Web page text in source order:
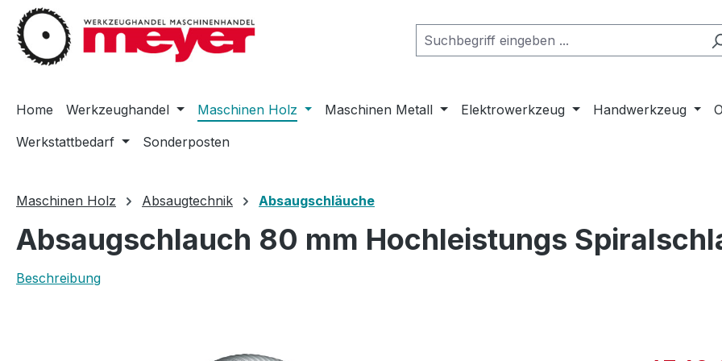
Hauptinhalt springen
Zur Suche springen
Zur Hauptnavigation springen
Home Werkzeughandel Maschinen Holz Maschinen Metall Elektrowerkzeug Handwerkzeug
Werkstattbedarf
Sonderposten
Maschinen Holz Absaugtechnik Absaugschläuche
Absaugschlauch 80 mm Hochleistungs
Beschreibung